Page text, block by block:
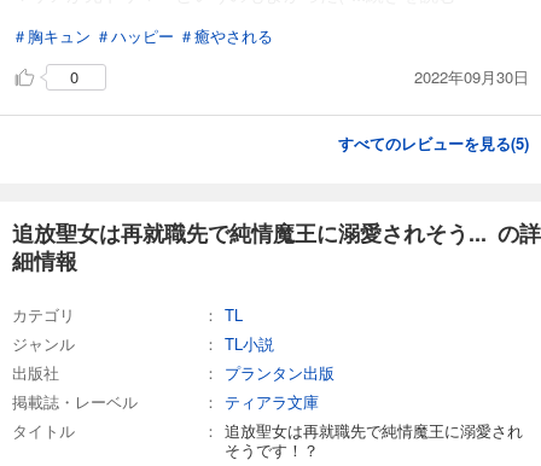
＃胸キュン ＃ハッピー ＃癒やされる
0
2022年09月30日
すべてのレビューを見る(5)
追放聖女は再就職先で純情魔王に溺愛されそう... の詳
細情報
カテゴリ
TL
ジャンル
TL小説
出版社
プランタン出版
掲載誌・レーベル
ティアラ文庫
タイトル
追放聖女は再就職先で純情魔王に溺愛され
そうです！？